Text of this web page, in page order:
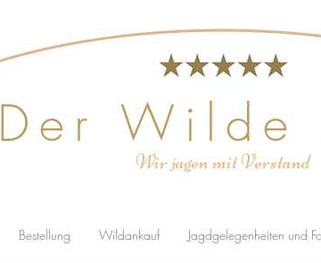
Der Wilde
Wir jagen mit Verstand
Bestellung Wildankauf Jagdgelegenheiten und